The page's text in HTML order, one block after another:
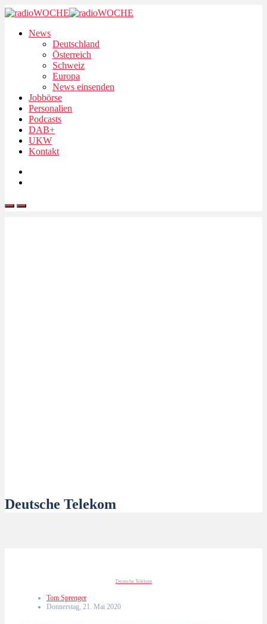
News
Deutschland
Österreich
Schweiz
Europa
News einsenden
Jobbörse
Personalien
Podcasts
DAB+
UKW
Kontakt
Deutsche Telekom
Deutsche Telekom
Tom Sprenger
Donnerstag, 21. Mai 2020